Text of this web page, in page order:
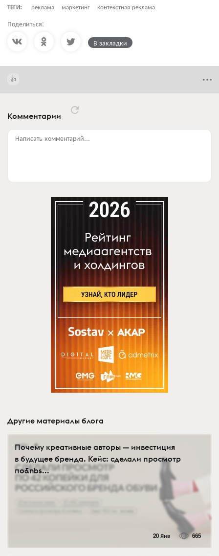
ТЕГИ: реклама маркетинг контекстная реклама
Поделиться:
В закладки
Комментарии
Написать комментарий...
Другие материалы блога
Почему креативные авторы — инвестиция
в будущее бренда. Кейс: сделали просмотр
по&nbs...
20 Янв 665